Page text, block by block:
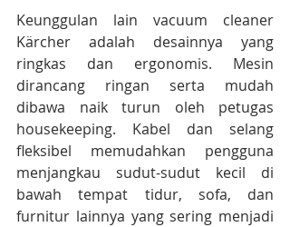
Keunggulan lain vacuum cleaner
Kärcher adalah desainnya yang
ringkas dan ergonomis. Mesin
dirancang ringan serta mudah
dibawa naik turun oleh petugas
housekeeping. Kabel dan selang
fleksibel memudahkan pengguna
menjangkau sudut-sudut kecil di
bawah tempat tidur, sofa, dan
furnitur lainnya yang sering menjadi